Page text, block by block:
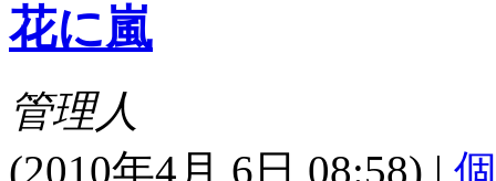
花に嵐
管理人
(2010年4月 6日 08:58) |